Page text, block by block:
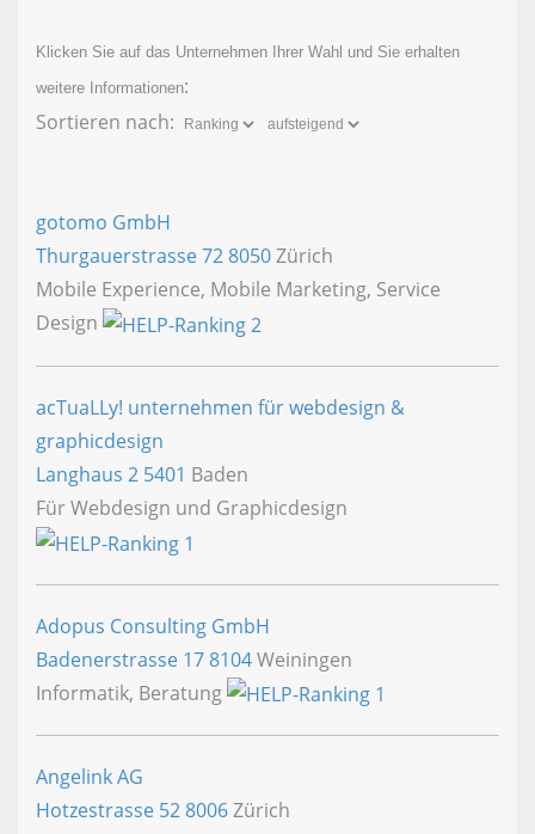
Klicken Sie auf das Unternehmen Ihrer Wahl und Sie erhalten
weitere Informationen:
Sortieren nach:
gotomo GmbH
Thurgauerstrasse 728050Zürich
Mobile Experience, Mobile Marketing, Service
Design
acTuaLLy! unternehmen für webdesign &
graphicdesign
Langhaus 2 5401 Baden
Für Webdesign und Graphicdesign
Adopus Consulting GmbH
Badenerstrasse 178104Weiningen
Informatik, Beratung
Angelink AG
Hotzestrasse 528006Zürich